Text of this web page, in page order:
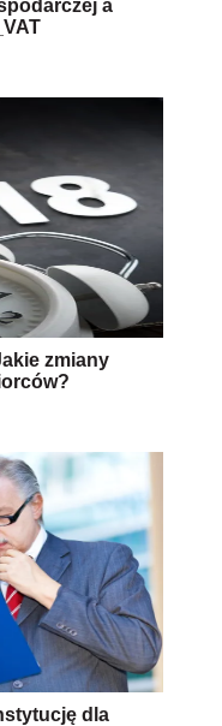
a
zmiany
dla